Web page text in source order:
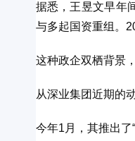
据悉，王昱文早年
与多起国资重组。
这种政企双栖背景
从深业集团近期的
今年1月，其推出了